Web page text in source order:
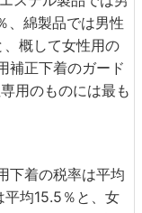
、綿製品では男性
概して女性用の
補正下着のガード
用のものには最も
下着の税率は平均
平均15.5％と、女